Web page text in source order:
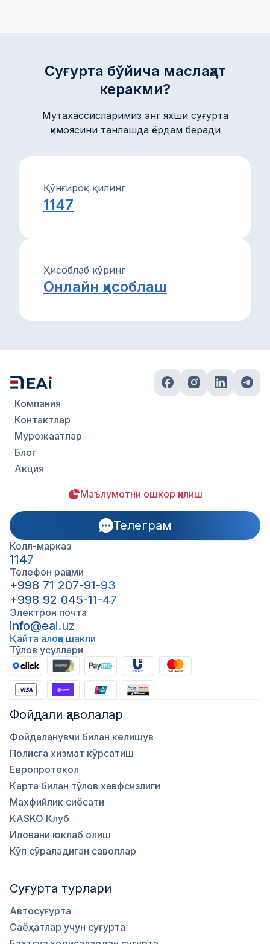
Суғурта бўйича маслаҳат
керакми?
Мутахассисларимиз энг яхши суғурта
ҳимоясини танлашда ёрдам беради
Қўнғироқ қилинг
1147
Ҳисоблаб кўринг
Онлайн ҳисоблаш
Компания
Контактлар
Мурожаатлар
Блог
Акция
Маълумотни ошкор қилиш
Телеграм
Колл-марказ
1147
Телефон рақами
+998 71 207-91-93
+998 92 045-11-47
Электрон почта
info@eai.uz
Қайта алоқа шакли
Тўлов усуллари
Фойдали ҳаволалар
Фойдаланувчи билан келишув
Полисга хизмат кўрсатиш
Европротокол
Карта билан тўлов хавфсизлиги
Махфийлик сиёсати
KASKO Клуб
Иловани юклаб олиш
Кўп сўраладиган саволлар
Суғурта турлари
Автосуғурта
Саёҳатлар учун суғурта